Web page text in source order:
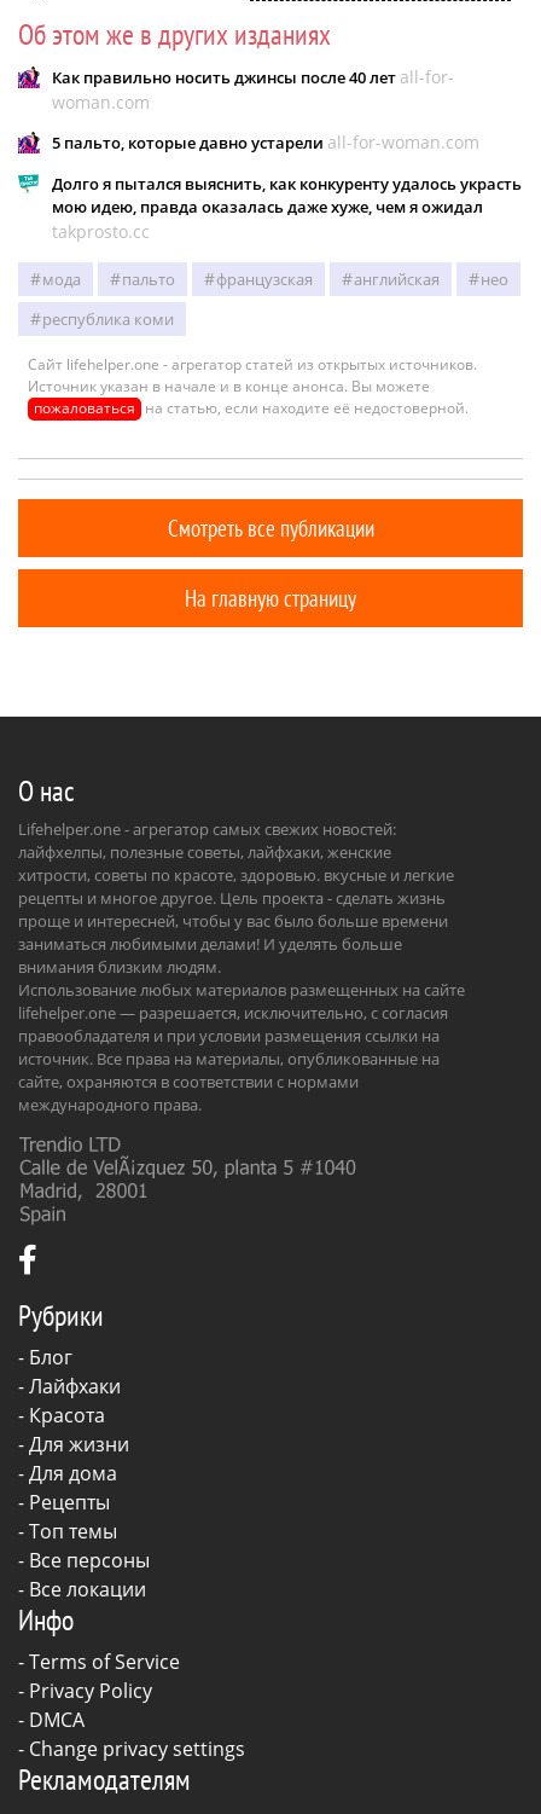
Об этом же в других изданиях
Как правильно носить джинсы после 40 лет all-for-
woman.com
5 пальто, которые давно устарели all-for-woman.com
Долго я пытался выяснить, как конкуренту удалось украсть
мою идею, правда оказалась даже хуже, чем я ожидал
takprosto.cc
мода пальто французская английская
нео
республика коми
Сайт lifehelper.one - агрегатор статей из открытых источников.
Источник указан в начале и в конце анонса. Вы можете
пожаловаться на статью, если находите её недостоверной.
Смотреть все публикации
На главную страницу
О нас
Lifehelper.one - агрегатор самых свежих новостей:
лайфхелпы, полезные советы, лайфхаки, женские
хитрости, советы по красоте, здоровью. вкусные и легкие
рецепты и многое другое. Цель проекта - сделать жизнь
проще и интересней, чтобы у вас было больше времени
заниматься любимыми делами! И уделять больше
внимания близким людям.
Использование любых материалов размещенных на сайте
lifehelper.one — разрешается, исключительно, с согласия
правообладателя и при условии размещения ссылки на
источник. Все права на материалы, опубликованные на
сайте, охраняются в соответствии с нормами
международного права.
Рубрики
- Блог
-Лайфхаки
- Красота
-Для жизни
-Для дома
- Рецепты
- Топ темы
- Все персоны
- Все локации
Инфо
-Terms of Service
- Privacy Policy
- DMCA
- Change privacy settings
Рекламодателям